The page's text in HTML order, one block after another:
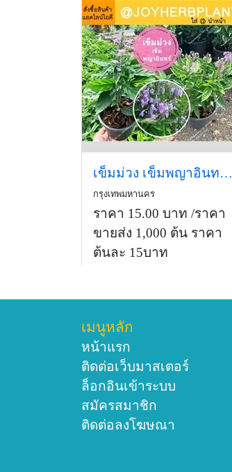
เข็มม่วง เข็มพญาอินทร์&#160; &#160;Edible Flower&#160; ปลีก-ส่ง รับจัดหา
กรุงเทพมหานคร
ราคา 15.00 บาท /ราคา
ขายส่ง 1,000 ต้น ราคา
ต้นละ 15บาท
เมนูหลัก
หน้าแรก
ติดต่อเว็บมาสเตอร์
ล็อกอินเข้าระบบ
สมัครสมาชิก
ติดต่อลงโฆษณา